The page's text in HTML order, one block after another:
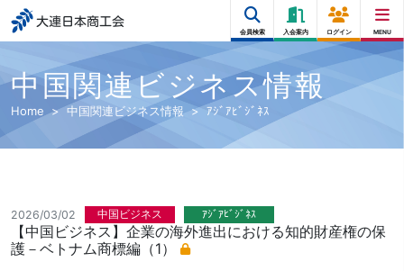
大連日本商工会
会員検索 入会案内 ログイン MENU
中国関連ビジネス情報
Home 中国関連ビジネス情報 ｱｼﾞｱﾋﾞｼﾞﾈｽ
2026/03/02 中国ビジネス ｱｼﾞｱﾋﾞｼﾞﾈｽ
【中国ビジネス】企業の海外進出における知的財産権の保
護－ベトナム商標編（1）